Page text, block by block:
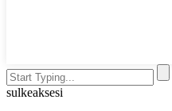
sulkeaksesi